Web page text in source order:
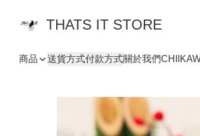
THATS IT STORE
商品 送貨方式付款方式關於我們